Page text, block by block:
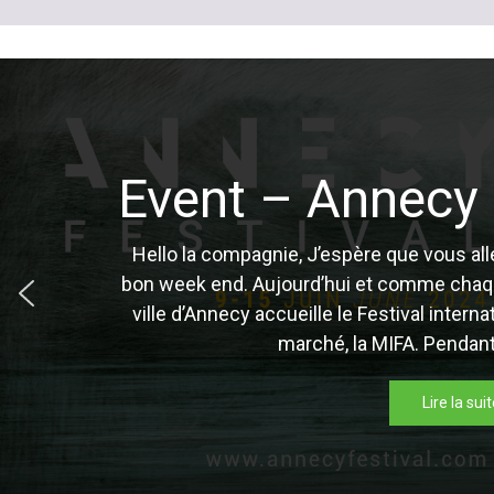
Event –
Hello la compagnie, J’espère que vous
bon week end. Aujourd’hui et comme
ville d’Annecy accueille le Festival
marché, la MIFA.
Lire la